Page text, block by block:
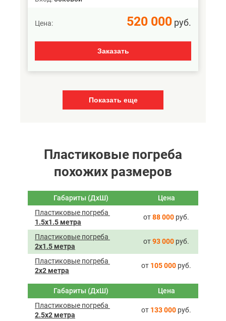
Цена: 520 000 руб.
Заказать
Показать еще
Пластиковые погреба
похожих размеров
Габариты (ДхШ)
Цена
Пластиковые погреба ­
1.5х1.5 метра
от88 000 руб.
Пластиковые погреба ­
2х1.5 метра
от93 000 руб.
Пластиковые погреба ­
2х2 метра
от 105 000 руб.
Габариты (ДхШ)
Цена
Пластиковые погреба ­
2.5х2 метра
от 133 000 руб.